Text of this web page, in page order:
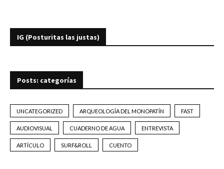
IG (Posturitas las justas)
Posts: categorías
UNCATEGORIZED ARQUEOLOGÍA DEL MONOPATÍN FAST
AUDIOVISUAL CUADERNO DE AGUA ENTREVISTA
ARTÍCULO SURF&ROLL CUENTO